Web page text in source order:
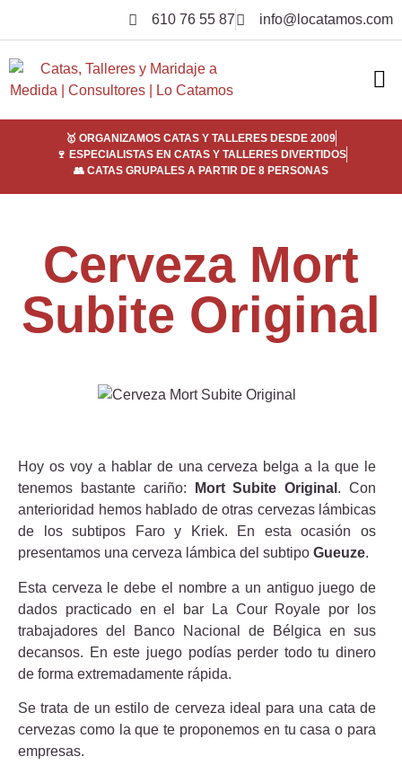
610 76 55 87 info@locatamos.com
🥇 ORGANIZAMOS CATAS Y TALLERES DESDE 2009
🍷 ESPECIALISTAS EN CATAS Y TALLERES DIVERTIDOS
👥 CATAS GRUPALES A PARTIR DE 8 PERSONAS
Cerveza Mort
Subite Original
Hoy os voy a hablar de una cerveza belga a la que le
tenemos bastante cariño: Mort Subite Original . Con
anterioridad hemos hablado de otras cervezas lámbicas
de los subtipos Faro y Kriek. En esta ocasión os
presentamos una cerveza lámbica del subtipo Gueuze.
Esta cerveza le debe el nombre a un antiguo juego de
dados practicado en el bar La Cour Royale por los
trabajadores del Banco Nacional de Bélgica en sus
decansos. En este juego podías perder todo tu dinero
de forma extremadamente rápida.
Se trata de un estilo de cerveza ideal para una cata de
cervezas como la que te proponemos en tu casa o para
empresas.